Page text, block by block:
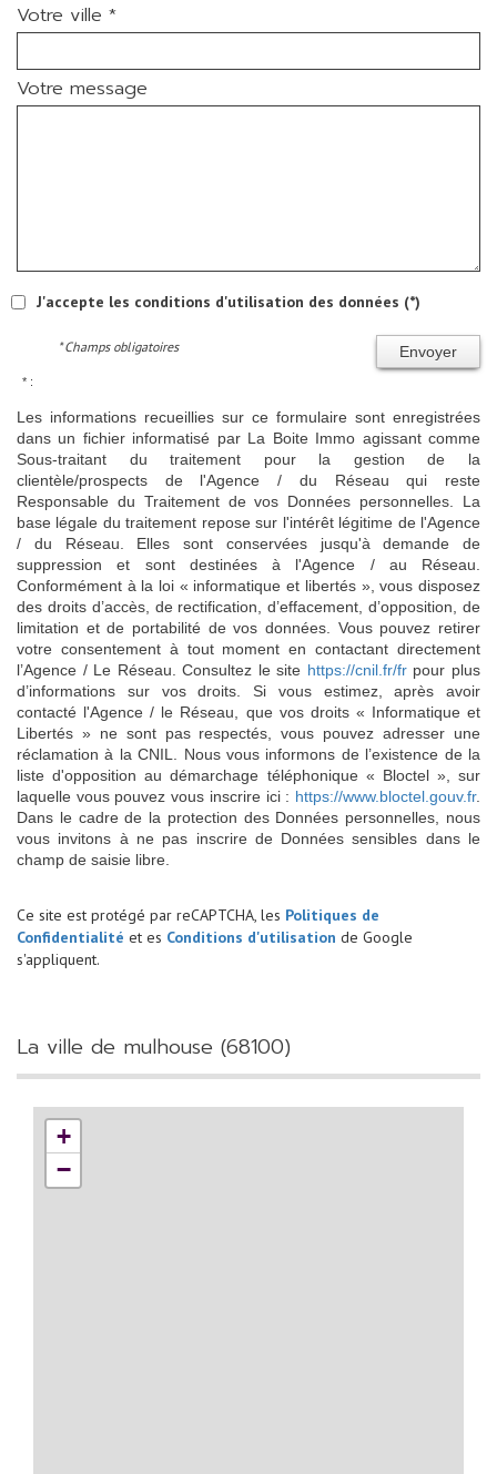
Votre ville *
Votre message
J'accepte les conditions d'utilisation des données (*)
Envoyer
* Champs obligatoires
* :
Les informations recueillies sur ce formulaire sont enregistrées
dans un fichier informatisé par La Boite Immo agissant comme
Sous-traitant du traitement pour la gestion de la
clientèle/prospects de l'Agence / du Réseau qui reste
Responsable du Traitement de vos Données personnelles. La
base légale du traitement repose sur l'intérêt légitime de l'Agence
/ du Réseau. Elles sont conservées jusqu'à demande de
suppression et sont destinées à l'Agence / au Réseau.
Conformément à la loi « informatique et libertés », vous disposez
des droits d’accès, de rectification, d’effacement, d’opposition, de
limitation et de portabilité de vos données. Vous pouvez retirer
votre consentement à tout moment en contactant directement
l’Agence / Le Réseau. Consultez le site https://cnil.fr/frpour plus
d’informations sur vos droits. Si vous estimez, après avoir
contacté l'Agence / le Réseau, que vos droits « Informatique et
Libertés » ne sont pas respectés, vous pouvez adresser une
réclamation à la CNIL. Nous vous informons de l’existence de la
liste d'opposition au démarchage téléphonique « Bloctel », sur
laquelle vous pouvez vous inscrire ici : https://www.bloctel.gouv.fr.
Dans le cadre de la protection des Données personnelles, nous
vous invitons à ne pas inscrire de Données sensibles dans le
champ de saisie libre.
Ce site est protégé par reCAPTCHA, les Politiques de
Confidentialité et es Conditions d'utilisation de Google
s'appliquent.
la ville de mulhouse (68100)
+
−